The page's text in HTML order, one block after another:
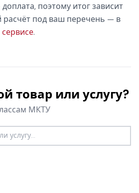
поэтому итог зависит
расчёт под ваш перечень — в
.
товар или услугу?
МКТУ